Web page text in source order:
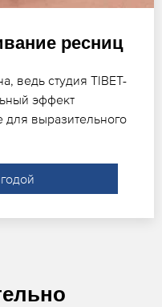
ресниц
ведь студия TIBET-
эффект
выразительного